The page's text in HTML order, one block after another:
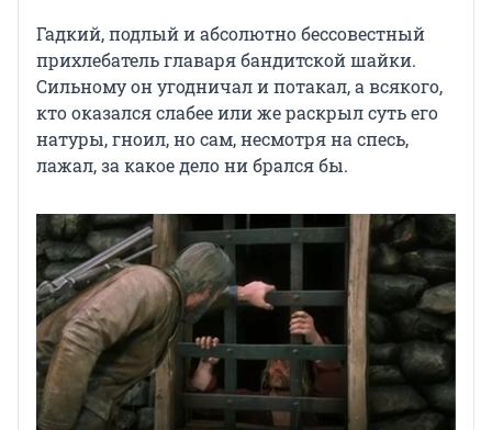
Гадкий, подлый и абсолютно бессовестный
прихлебатель главаря бандитской шайки.
Сильному он угодничал и потакал, а всякого,
кто оказался слабее или же раскрыл суть его
натуры, гноил, но сам, несмотря на спесь,
лажал, за какое дело ни брался бы.